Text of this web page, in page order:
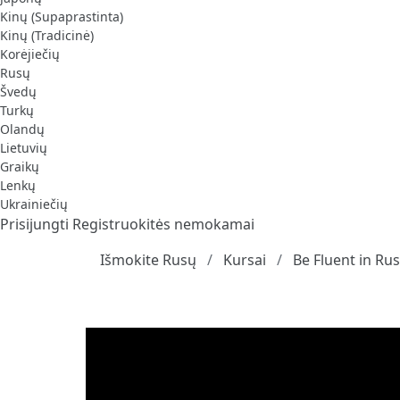
Kinų (Supaprastinta)
Kinų (Tradicinė)
Korėjiečių
Rusų
Švedų
Turkų
Olandų
Lietuvių
Graikų
Lenkų
Ukrainiečių
Prisijungti Registruokitės nemokamai
Išmokite Rusų
Kursai Be Fluent in